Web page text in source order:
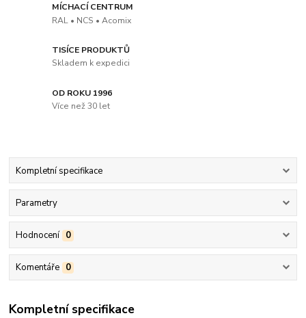
MÍCHACÍ CENTRUM
RAL • NCS • Acomix
TISÍCE PRODUKTŮ
Skladem k expedici
OD ROKU 1996
Více než 30 let
Kompletní specifikace
Parametry
Hodnocení 0
Komentáře 0
Kompletní specifikace